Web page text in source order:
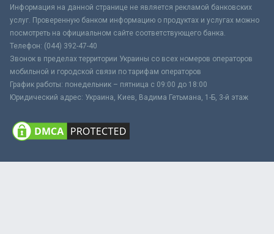
Информация на данной странице не является рекламой банковских
услуг. Проверенную банком информацию о продуктах и услугах можно
посмотреть на официальном сайте соответствующего банка.
Телефон: (044) 392-47-40
Звонок в пределах территории Украины со всех номеров операторов
мобильной и городской связи по тарифам операторов
График работы: понедельник – пятница с 09:00 до 18:00
Юридический адрес: Украина, Киев, Вадима Гетьмана, 1-Б, 3-й этаж